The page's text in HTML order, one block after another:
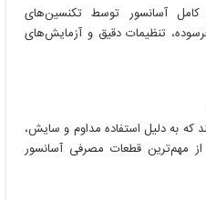
آسانسور توسط تکنسین‌های
تنظیمات دقیق و آزمایش‌های
به دلیل استفاده مداوم و سایش،
مهم‌ترین قطعات مصرفی آسانسور